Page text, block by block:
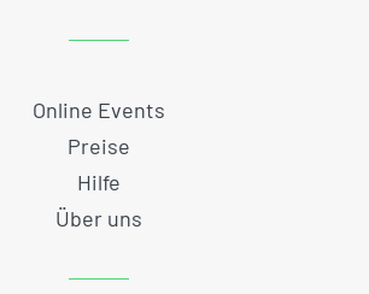
Online Events
Preise
Hilfe
Über uns